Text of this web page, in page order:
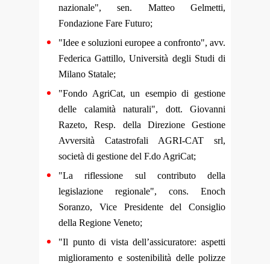
nazionale", sen. Matteo Gelmetti,
Fondazione Fare Futuro;
"Idee e soluzioni europee a confronto", avv.
Federica Gattillo, Università degli Studi di
Milano Statale;
"Fondo AgriCat, un esempio di gestione
delle calamità naturali", dott. Giovanni
Razeto, Resp. della Direzione Gestione
Avversità Catastrofali AGRI-CAT srl,
società di gestione del F.do AgriCat;
"La riflessione sul contributo della
legislazione regionale", cons. Enoch
Soranzo, Vice Presidente del Consiglio
della Regione Veneto;
"Il punto di vista dell’assicuratore: aspetti
miglioramento e sostenibilità delle polizze